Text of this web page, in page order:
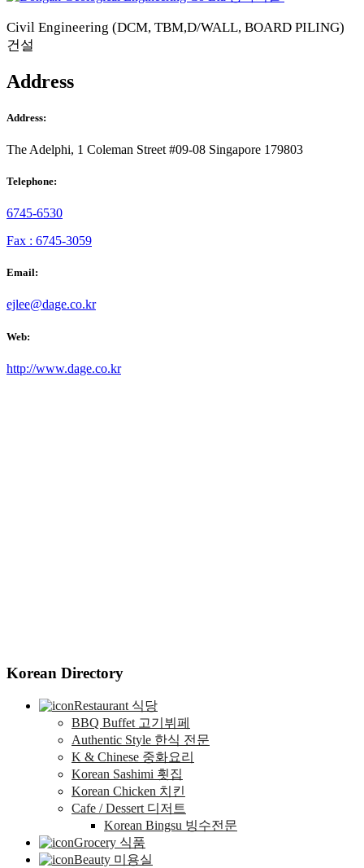
Civil Engineering (DCM, TBM,D/WALL, BOARD PILING)
건설
Address
Address:
The Adelphi, 1 Coleman Street #09-08 Singapore 179803
Telephone:
6745-6530
Fax : 6745-3059
Email:
ejlee@dage.co.kr
Web:
http://www.dage.co.kr
Korean Directory
Restaurant 식당
BBQ Buffet 고기뷔페
Authentic Style 한식 전문
K & Chinese 중화요리
Korean Sashimi 횟집
Korean Chicken 치킨
Cafe / Dessert 디저트
Korean Bingsu 빙수전문
Grocery 식품
Beauty 미용실